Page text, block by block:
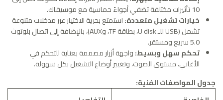
10 تأثيرات مختلفة تضفي أجواءً حماسية مع موسيقاك.
خيارات تشغيل متعددة:استمتع بحرية الاختيار عبر مدخلات متنوعة
تشمل (USB للـ U disk، بطاقة TF، وAUX)، بالإضافة إلى اتصال بلوتوث
5.0 سريع ومستقر.
تحكم سهل وبسيط:واجهة أزرار مصممة بعناية للتحكم في
الأغاني، مستوى الصوت، وتغيير أوضاع التشغيل بكل سهولة.
جدول المواصفات الفنية: